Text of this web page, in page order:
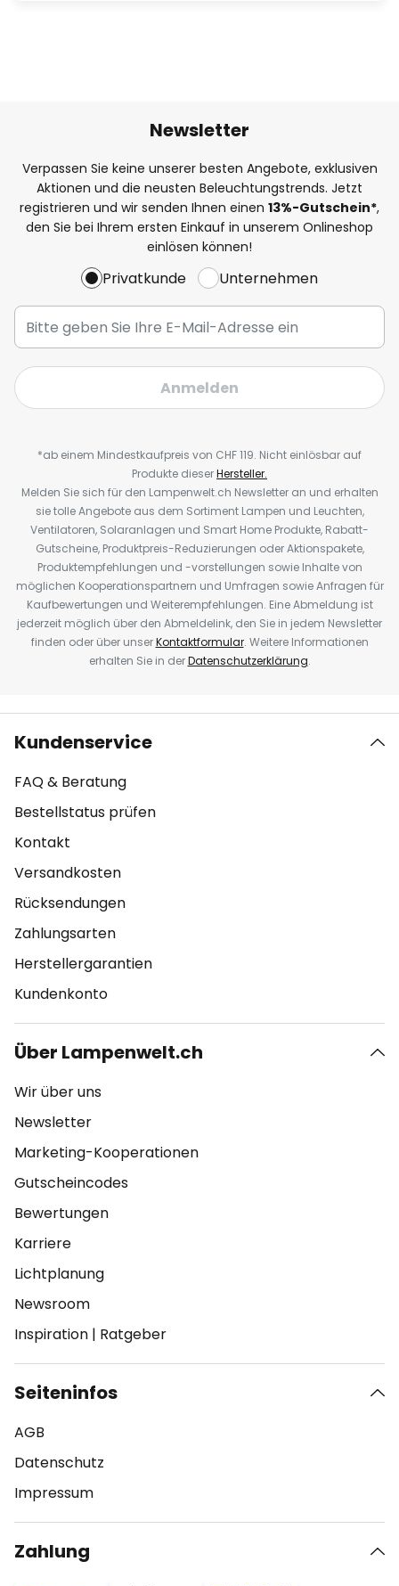
Newsletter
Verpassen Sie keine unserer besten Angebote, exklusiven
Aktionen und die neusten Beleuchtungstrends. Jetzt
registrieren und wir senden Ihnen einen 13%-Gutschein*,
den Sie bei Ihrem ersten Einkauf in unserem Onlineshop
einlösen können!
Privatkunde Unternehmen
Anmelden
*ab einem Mindestkaufpreis von CHF 119. Nicht einlösbar auf
Produkte dieserHersteller.
Melden Sie sich für den Lampenwelt.ch Newsletter an und erhalten
sie tolle Angebote aus dem Sortiment Lampen und Leuchten,
Ventilatoren, Solaranlagen und Smart Home Produkte, Rabatt-
Gutscheine, Produktpreis-Reduzierungen oder Aktionspakete,
Produktempfehlungen und -vorstellungen sowie Inhalte von
möglichen Kooperationspartnern und Umfragen sowie Anfragen für
Kaufbewertungen und Weiterempfehlungen. Eine Abmeldung ist
jederzeit möglich über den Abmeldelink, den Sie in jedem Newsletter
finden oder über unserKontaktformular. Weitere Informationen
erhalten Sie in derDatenschutzerklärung.
Kundenservice
FAQ & Beratung
Bestellstatus prüfen
Kontakt
Versandkosten
Rücksendungen
Zahlungsarten
Herstellergarantien
Kundenkonto
Über Lampenwelt.ch
Wir über uns
Newsletter
Marketing-Kooperationen
Gutscheincodes
Bewertungen
Karriere
Lichtplanung
Newsroom
Inspiration | Ratgeber
Seiteninfos
AGB
Datenschutz
Impressum
Zahlung